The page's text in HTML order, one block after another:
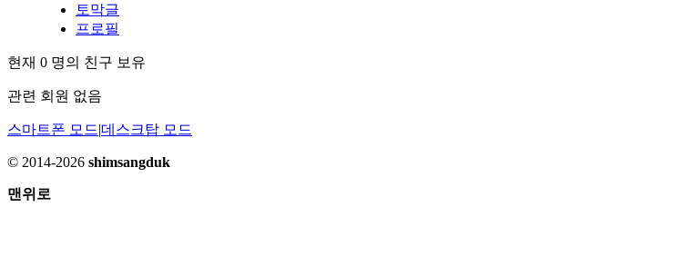
토막글
프로필
현재 0 명의 친구 보유
관련 회원 없음
스마트폰 모드|데스크탑 모드
© 2014-2026 shimsangduk
맨위로